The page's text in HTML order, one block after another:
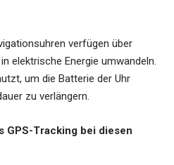
verfügen über
elektrische Energie umwandeln.
um die Batterie der Uhr
zu verlängern.
GPS-Tracking bei diesen